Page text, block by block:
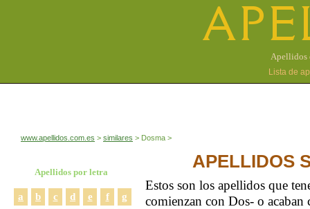
Apellidos
Lista de
www.apellidos.com.es similares Dosma
APELLIDOS
Estos son los apellidos que
comienzan con Dos- o
Apellidos por letra
a b c d e f
g